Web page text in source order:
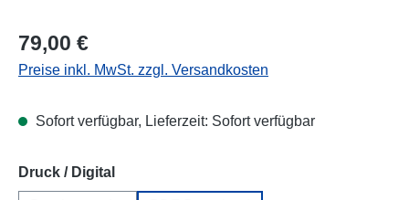
Regulärer Preis:
79,00 €
Preise inkl. MwSt. zzgl. Versandkosten
Sofort verfügbar, Lieferzeit: Sofort verfügbar
Druck / Digitalauswählen